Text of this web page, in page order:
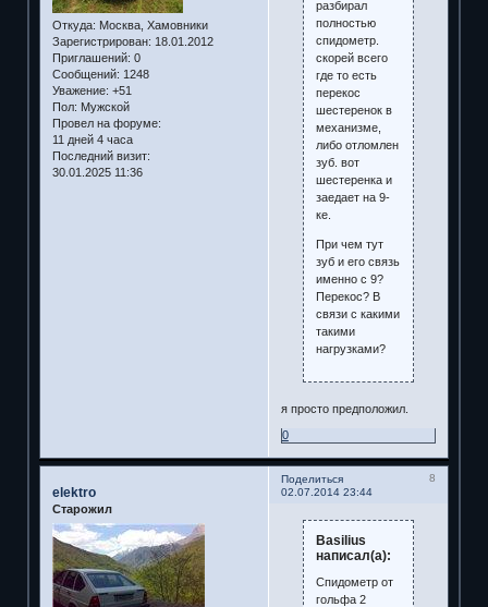
Откуда: Москва, Хамовники
Зарегистрирован: 18.01.2012
Приглашений: 0
Сообщений: 1248
Уважение: +51
Пол: Мужской
Провел на форуме:
11 дней 4 часа
Последний визит:
30.01.2025 11:36
разбирал
полностью
спидометр.
скорей всего
где то есть
перекос
шестеренок в
механизме,
либо отломлен
зуб. вот
шестеренка и
заедает на 9-
ке.
При чем тут
зуб и его связь
именно с 9?
Перекос? В
связи с какими
такими
нагрузками?
я просто предположил.
0
Поделиться
8
02.07.2014 23:44
elektro
Старожил
Basilius
написал(а):
Спидометр от
гольфа 2